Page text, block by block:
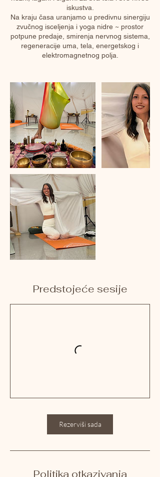
iskustva.
Na kraju časa uranjamo u predivnu sinergiju
zvučnog isceljenja i yoga nidre ~ prostor
potpune predaje, smirenja nervnog sistema,
regeneracije uma, tela, energetskog i
Predstojeće sesije
Rezerviši sada
Politika otkazivanja